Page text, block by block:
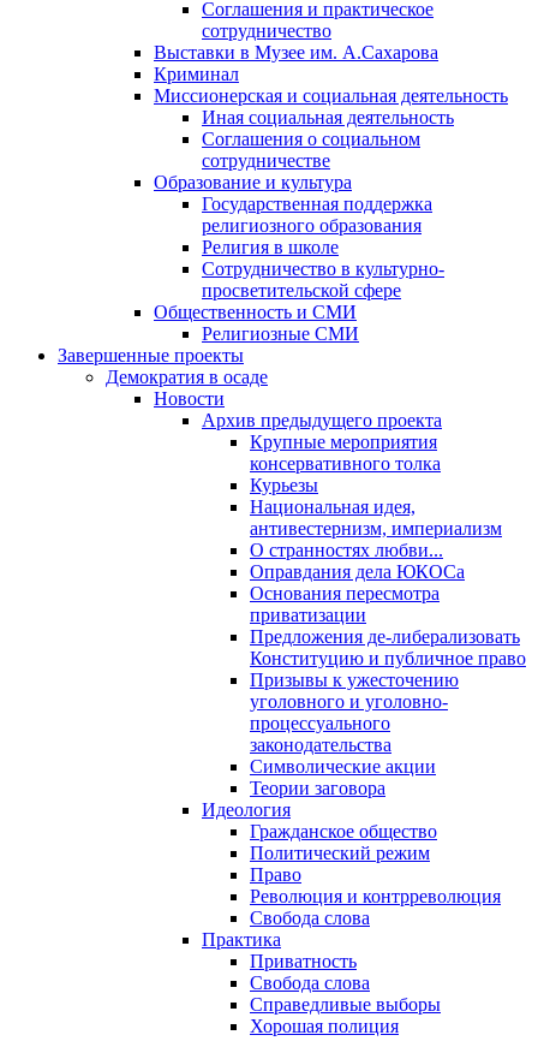
Соглашения и практическое
сотрудничество
Выставки в Музее им. А.Сахарова
Криминал
Миссионерская и социальная деятельность
Иная социальная деятельность
Соглашения о социальном
сотрудничестве
Образование и культура
Государственная поддержка
религиозного образования
Религия в школе
Сотрудничество в культурно-
просветительской сфере
Общественность и СМИ
Религиозные СМИ
Завершенные проекты
Демократия в осаде
Новости
Архив предыдущего проекта
Крупные мероприятия
консервативного толка
Курьезы
Национальная идея,
антивестернизм, империализм
О странностях любви...
Оправдания дела ЮКОСа
Основания пересмотра
приватизации
Предложения де-либерализовать
Конституцию и публичное право
Призывы к ужесточению
уголовного и уголовно-
процессуального
законодательства
Символические акции
Теории заговора
Идеология
Гражданское общество
Политический режим
Право
Революция и контрреволюция
Свобода слова
Практика
Приватность
Свобода слова
Справедливые выборы
Хорошая полиция